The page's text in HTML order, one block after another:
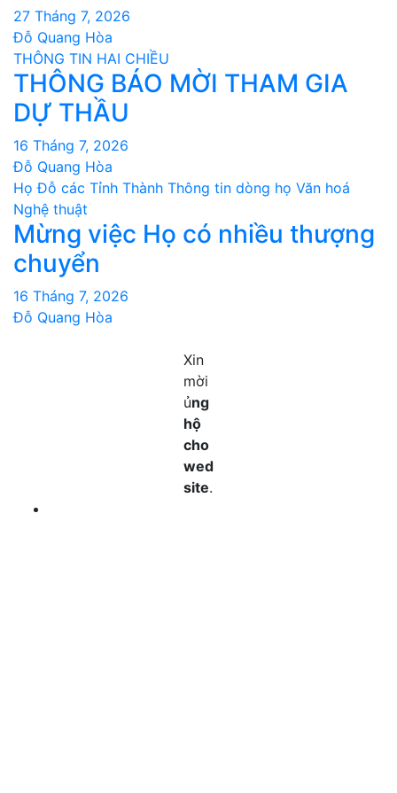
27 Tháng 7, 2026
Đỗ Quang Hòa
THÔNG TIN HAI CHIỀU
THÔNG BÁO MỜI THAM GIA
DỰ THẦU
16 Tháng 7, 2026
Đỗ Quang Hòa
Họ Đỗ các Tỉnh Thành Thông tin dòng họ Văn hoá
Nghệ thuật
Mừng việc Họ có nhiều thượng
chuyển
16 Tháng 7, 2026
Đỗ Quang Hòa
Xin
mời
ủng
hộ
cho
wed
site.